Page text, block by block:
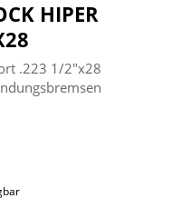
HIPER
.223 1/2"x28